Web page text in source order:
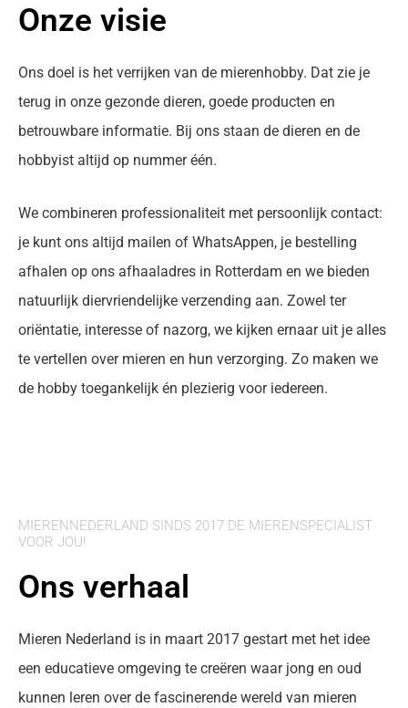
Onze visie
Ons doel is het verrijken van de mierenhobby. Dat zie je
terug in onze gezonde dieren, goede producten en
betrouwbare informatie. Bij ons staan de dieren en de
hobbyist altijd op nummer één.
We combineren professionaliteit met persoonlijk contact:
je kunt ons altijd mailen of WhatsAppen, je bestelling
afhalen op ons afhaaladres in Rotterdam en we bieden
natuurlijk diervriendelijke verzending aan. Zowel ter
oriëntatie, interesse of nazorg, we kijken ernaar uit je alles
te vertellen over mieren en hun verzorging. Zo maken we
de hobby toegankelijk én plezierig voor iedereen.
MIERENNEDERLAND SINDS 2017 DE MIERENSPECIALIST
VOOR JOU!
Ons verhaal
Mieren Nederland is in maart 2017 gestart met het idee
een educatieve omgeving te creëren waar jong en oud
kunnen leren over de fascinerende wereld van mieren